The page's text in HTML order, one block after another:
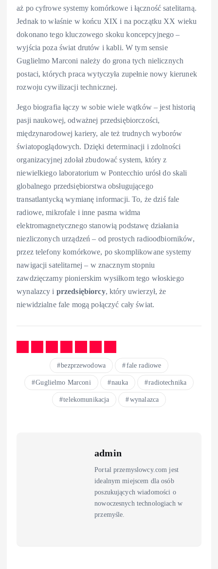
aż po cyfrowe systemy komórkowe i łączność satelitarną.
Jednak to właśnie w końcu XIX i na początku XX wieku
dokonano tego kluczowego skoku koncepcyjnego –
wyjścia poza świat drutów i kabli. W tym sensie
Guglielmo Marconi należy do grona tych nielicznych
postaci, których praca wytyczyła zupełnie nowy kierunek
rozwoju cywilizacji technicznej.
Jego biografia łączy w sobie wiele wątków – jest historią
pasji naukowej, odważnej przedsiębiorczości,
międzynarodowej kariery, ale też trudnych wyborów
światopoglądowych. Dzięki determinacji i zdolności
organizacyjnej zdołał zbudować system, który z
niewielkiego laboratorium w Pontecchio urósł do skali
globalnego przedsiębiorstwa obsługującego
transatlantycką wymianę informacji. To, że dziś fale
radiowe, mikrofale i inne pasma widma
elektromagnetycznego stanowią podstawę działania
niezliczonych urządzeń – od prostych radioodbiorników,
przez telefony komórkowe, po skomplikowane systemy
nawigacji satelitarnej – w znacznym stopniu
zawdzięczamy pionierskim wysiłkom tego włoskiego
wynalazcy i przedsiębiorcy, który uwierzył, że
niewidzialne fale mogą połączyć cały świat.
bezprzewodowa fale radiowe
Guglielmo Marconi nauka radiotechnika
telekomunikacja wynalazca
admin
Portal przemyslowcy.com jest
idealnym miejscem dla osób
poszukujących wiadomości o
nowoczesnych technologiach w
przemyśle.